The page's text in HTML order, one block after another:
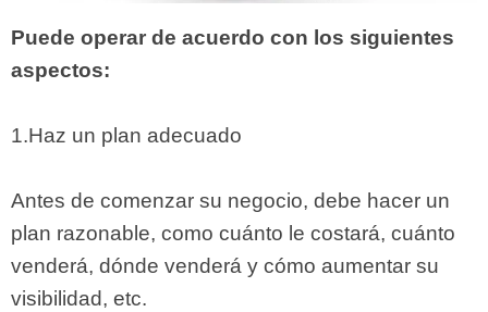
Puede operar de acuerdo con los siguientes
aspectos:
1.Haz un plan adecuado
Antes de comenzar su negocio, debe hacer un
plan razonable, como cuánto le costará, cuánto
venderá, dónde venderá y cómo aumentar su
visibilidad, etc.